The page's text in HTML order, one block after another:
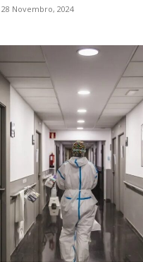
28 Novembro, 2024